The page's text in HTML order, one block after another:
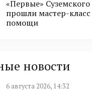
«Первые»
прошли мастер-
помощи
новости
6 августа 2026, 14:32